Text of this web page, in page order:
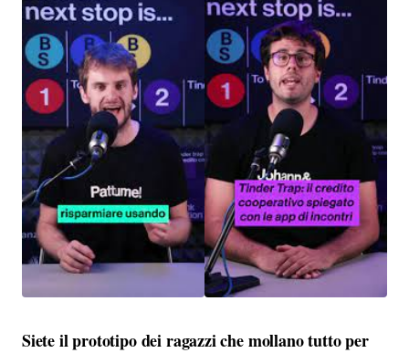
Siete il prototipo dei ragazzi che mollano tutto per